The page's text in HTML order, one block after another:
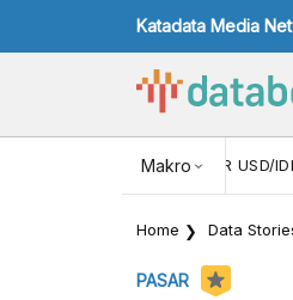
Katadata Media
Makro
NILAI TUKAR USD/
Home Data
PASAR